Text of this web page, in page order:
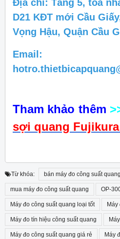
Địa chỉ: Tầng 5, toà
D21 KĐT mới Cầu
Vọng Hậu, Quận Cầu
Email:
Tham khảo thêm
sợi quang Fujikura
Từ khóa: bán máy đo công suất quang
mua máy đo công suất quang OP-
Máy đo công suất quang loại tốt
Máy đo tín hiệu công suất quang
Máy đo công suất quang giá rẻ Máy